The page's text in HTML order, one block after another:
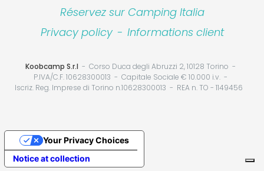
Réservez sur Camping Italia
Privacy policy - Informations client
Koobcamp S.r.l
Corso Duca degli Abruzzi 2, 10128 Torino
P.IVA/C.F. 10628300013
Capitale Sociale € 10.000 i.v.
Iscriz. Reg. Imprese di Torino n.10628300013
REA n. TO - 1149456
Notice at collection
Your Privacy Choices